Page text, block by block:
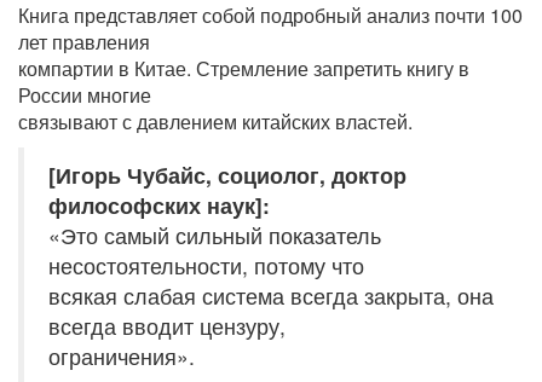
Книга представляет собой подробный анализ почти 100
лет правления
компартии в Китае. Стремление запретить книгу в
России многие
связывают с давлением китайских властей.
[Игорь Чубайс, социолог, доктор
философских наук]:
«Это самый сильный показатель
несостоятельности, потому что
всякая слабая система всегда закрыта, она
всегда вводит цензуру,
ограничения».